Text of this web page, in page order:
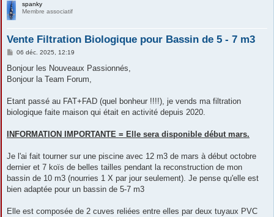
spanky
Membre associatif
Vente Filtration Biologique pour Bassin de 5 - 7 m3
M
s
a
06 déc. 2025, 12:19
Bonjour les Nouveaux Passionnés,
Bonjour la Team Forum,
Etant passé au FAT+FAD (quel bonheur !!!!), je vends ma filtration
biologique faite maison qui était en activité depuis 2020.
INFORMATION IMPORTANTE = Elle sera disponible début mars.
Je l'ai fait tourner sur une piscine avec 12 m3 de mars à début octobre
dernier et 7 koïs de belles tailles pendant la reconstruction de mon
bassin de 10 m3 (nourries 1 X par jour seulement). Je pense qu'elle est
bien adaptée pour un bassin de 5-7 m3
Elle est composée de 2 cuves reliées entre elles par deux tuyaux PVC